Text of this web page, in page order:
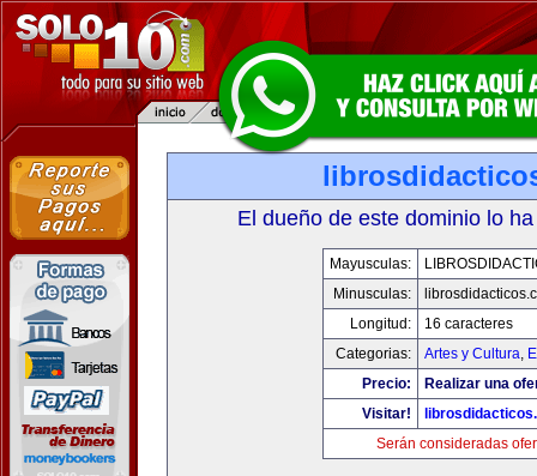
El dueño de este dominio lo
Mayusculas:
Minusculas:
Longitud:
16 caracteres
Categorias:
Artes y Cultura,
Precio:
Realizar una
Visitar!
Serán consideradas